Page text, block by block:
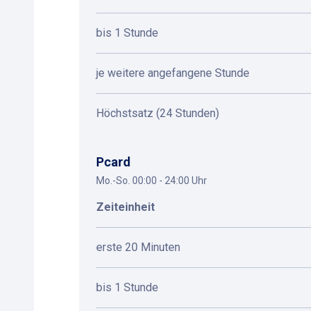
bis 1 Stunde
je weitere angefangene Stunde
Höchstsatz (24 Stunden)
Pcard
Mo.-So. 00:00 - 24:00 Uhr
Zeiteinheit
erste 20 Minuten
bis 1 Stunde